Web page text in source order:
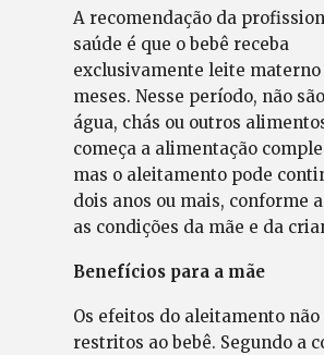
A recomendação da
saúde é que o bebê receba
exclusivamente leite materno
meses. Nesse período, não
água, chás ou outros
começa a alimentação
mas o aleitamento pode
dois anos ou mais, conforme
as condições da mãe e da
Benefícios para a mãe
Os efeitos do aleitamento
restritos ao bebê. Segundo a